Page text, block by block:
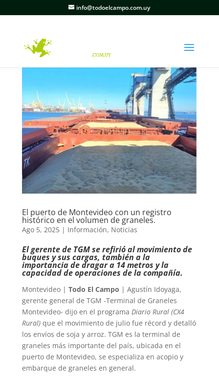
info@todoelcampo.com.uy
El puerto de Montevideo con un registro
histórico en el volumen de graneles.
Ago 5, 2025| Información, Noticias
El gerente de TGM se refirió al movimiento de
buques y sus cargas, también a la
importancia de dragar a 14 metros y la
capacidad de operaciones de la compañía.
Montevideo | Todo El Campo | Agustín Idoyaga,
gerente general de TGM -Terminal de Graneles
Montevideo- dijo en el programa Diario Rural (CX4
Rural)que el movimiento de julio fue récord y detalló
los envíos de soja y arroz. TGM es la terminal de
graneles más importante del país, ubicada en el
puerto de Montevideo, se especializa en acopio y
embarque de graneles en general.